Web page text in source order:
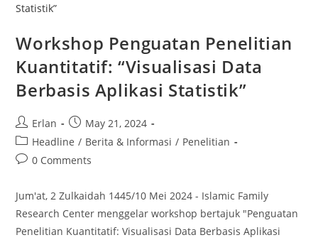
Penggunaan
Niqab
Di
Lingkungan
Kampus
Workshop Penguatan Penelitian
Kuantitatif: “Visualisasi Data
Berbasis Aplikasi Statistik”
Post
author:
Erlan
Post
published:
May 21, 2024
Post
category:
Headline / Berita & Informasi / Penelitian
Post0 Comments
Jum'at, 2 Zulkaidah 1445/10 Mei 2024 - Islamic Family
Research Center menggelar workshop bertajuk "Penguatan
Penelitian Kuantitatif: Visualisasi Data Berbasis Aplikasi